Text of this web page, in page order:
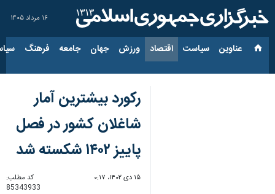
۱۶ مرداد ۱۴۰۵
عناوین‌ سیاست اقتصاد ورزش جهان جامعه فرهنگ
رکورد بیشترین آمار
شاغلان کشور در فصل
پاییز ۱۴۰۲ شکسته شد
۱۵ دی ۱۴۰۲، ۰:۱۷
کد مطلب:
85343933